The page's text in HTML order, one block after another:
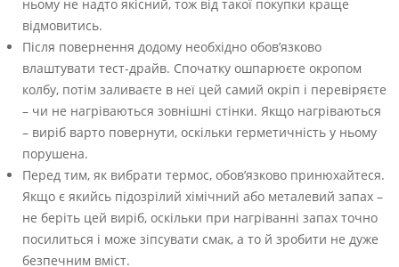
ньому не надто якісний, тож від такої покупки краще
відмовитись.
Після повернення додому необхідно обов’язково
влаштувати тест-драйв. Спочатку ошпарюєте окропом
колбу, потім заливаєте в неї цей самий окріп і перевіряєте
– чи не нагріваються зовнішні стінки. Якщо нагріваються
– виріб варто повернути, оскільки герметичність у ньому
порушена.
Перед тим, як вибрати термос, обов’язково принюхайтеся.
Якщо є якийсь підозрілий хімічний або металевий запах –
не беріть цей виріб, оскільки при нагріванні запах точно
посилиться і може зіпсувати смак, а то й зробити не дуже
безпечним вміст.